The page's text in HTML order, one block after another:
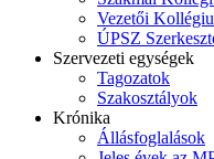
Vezetői
ÚPSZ
Szervezeti egységek
Tagozatok
Szakosztályok
Krónika
Állásfoglalások